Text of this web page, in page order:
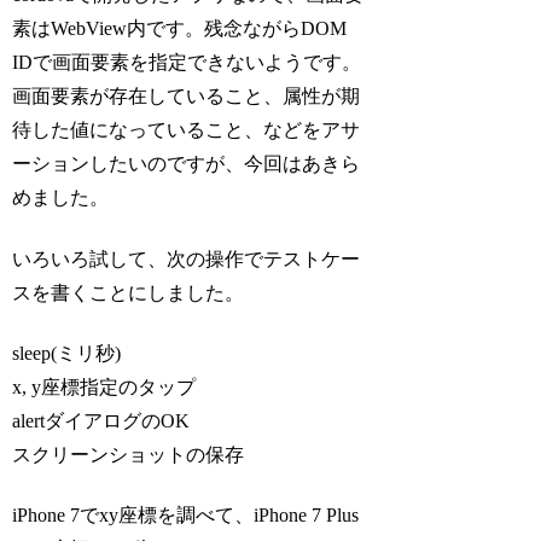
素はWebView内です。残念ながらDOM
IDで画面要素を指定できないようです。
画面要素が存在していること、属性が期
待した値になっていること、などをアサ
ーションしたいのですが、今回はあきら
めました。
いろいろ試して、次の操作でテストケー
スを書くことにしました。
sleep(ミリ秒)
x, y座標指定のタップ
alertダイアログのOK
スクリーンショットの保存
iPhone 7でxy座標を調べて、iPhone 7 Plus